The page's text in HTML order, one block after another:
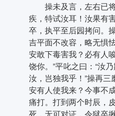
操未及言，左右已将
疾，特试汝耳！汝果有
卒，执平至后园拷问。
吉平面不改容，略无惧
安敢下毒害我？必有人
饶你。”平叱之曰：“汝
汝，岂独我乎！”操再三
安有人使我来？今事不
痛打。打到两个时辰，